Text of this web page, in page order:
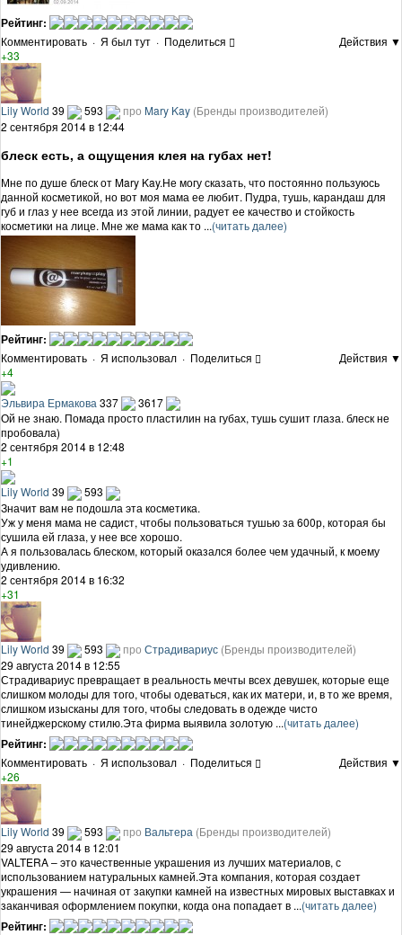
Рейтинг:
Комментировать · Я был тут · Поделиться
Действия ▼
+33
Lily World 39 593 про Mary Kay (Бренды производителей)
2 сентября 2014 в 12:44
блеск есть, а ощущения клея на губах нет!
Мне по душе блеск от Mary Kay.Не могу сказать, что постоянно пользуюсь
данной косметикой, но вот моя мама ее любит. Пудра, тушь, карандаш для
губ и глаз у нее всегда из этой линии, радует ее качество и стойкость
косметики на лице. Мне же мама как то ...(читать далее)
Рейтинг:
Комментировать · Я использовал · Поделиться
Действия ▼
+4
Эльвира Ермакова 337
3617
Ой не знаю. Помада просто пластилин на губах, тушь сушит глаза. блеск не
пробовала)
2 сентября 2014 в 12:48
+1
Lily World 39
593
Значит вам не подошла эта косметика.
Уж у меня мама не садист, чтобы пользоваться тушью за 600р, которая бы
сушила ей глаза, у нее все хорошо.
А я пользовалась блеском, который оказался более чем удачный, к моему
удивлению.
2 сентября 2014 в 16:32
+31
Lily World 39 593 про Страдивариус (Бренды производителей)
29 августа 2014 в 12:55
Страдивариус превращает в реальность мечты всех девушек, которые еще
слишком молоды для того, чтобы одеваться, как их матери, и, в то же время,
слишком изысканы для того, чтобы следовать в одежде чисто
тинейджерскому стилю.Эта фирма выявила золотую ...(читать далее)
Рейтинг:
Комментировать · Я использовал · Поделиться
Действия ▼
+26
Lily World 39 593 про Вальтера (Бренды производителей)
29 августа 2014 в 12:01
VALTERA – это качественные украшения из лучших материалов, с
использованием натуральных камней.Эта компания, которая создает
украшения — начиная от закупки камней на известных мировых выставках и
заканчивая оформлением покупки, когда она попадает в ...(читать далее)
Рейтинг: